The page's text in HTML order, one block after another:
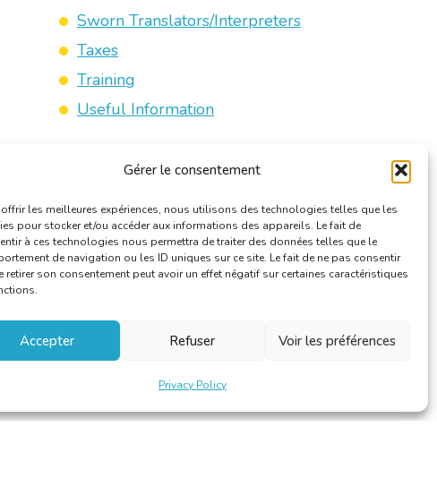
Gérer le consentement
offrir les meilleures expériences, nous utilisons des technologies telles que les
pour stocker et/ou accéder aux informations des appareils. Le fait de
à ces technologies nous permettra de traiter des données telles que le
de navigation ou les ID uniques sur ce site. Le fait de ne pas consentir
retirer son consentement peut avoir un effet négatif sur certaines caractéristiques
Accepter Refuser Voir les préférences
Privacy Policy
Sworn Translators/Interpreters
Taxes
Training
Useful Information